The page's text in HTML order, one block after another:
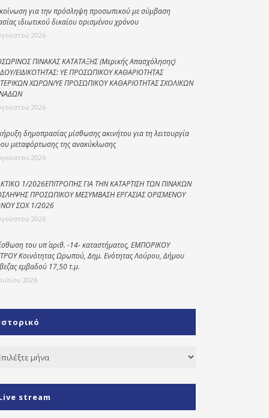
φαρμακείο
Πρόγραμμα
“Βοήθεια στο σπίτι”
Κέντρο Ημερήσιας
Φροντίδας
Ηλικιωμένων
(Κ.Η.Φ.Η.) Πρέβεζας
για την πρόσληψη προσωπικού με σύμβαση
ιδιωτικού δικαίου ορισμένου χρόνου
2026
ΠΙΝΑΚΑΣ ΚΑΤΑΤΑΞΗΣ (Μερικής Απασχόλησης)
ΕΙΔΙΚΟΤΗΤΑΣ: ΥΕ ΠΡΟΣΩΠΙΚΟΥ ΚΑΘΑΡΙΟΤΗΤΑΣ
ΧΩΡΩΝ/ΥΕ ΠΡΟΣΩΠΙΚΟΥ ΚΑΘΑΡΙΟΤΗΤΑΣ ΣΧΟΛΙΚΩΝ
2026
δημοπρασίας μίσθωσης ακινήτου για τη λειτουργία
μεταφόρτωσης της ανακύκλωσης
2026
1/2026ΕΠΙΤΡΟΠΗΣ ΓΙΑ ΤΗΝ ΚΑΤΑΡΤΙΣΗ ΤΩΝ ΠΙΝΑΚΩΝ
ΠΡΟΣΩΠΙΚΟΥ ΜΕΣΥΜΒΑΣΗ ΕΡΓΑΣΙΑΣ ΟΡΙΣΜΕΝΟΥ
ΣΟΧ 1/2026
2026
του υπ΄ αριθ. -14- καταστήματος, ΕΜΠΟΡΙΚΟΥ
Κοινότητας Ωρωπού, Δημ. Ενότητας Λούρου, Δήμου
εμβαδού 17,50 τ.μ.
2026
stream